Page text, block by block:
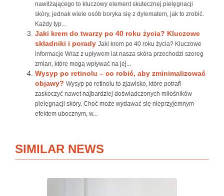
nawilżającego to kluczowy element skutecznej pielęgnacji
skóry, jednak wiele osób boryka się z dylematem, jak to zrobić.
Każdy typ...
Jaki krem do twarzy po 40 roku życia? Kluczowe
składniki i porady Jaki krem po 40 roku życia? Kluczowe
informacje Wraz z upływem lat nasza skóra przechodzi szereg
zmian, które mogą wpływać na jej...
Wysyp po retinolu – co robić, aby zminimalizować
objawy? Wysyp po retinolu to zjawisko, które potrafi
zaskoczyć nawet najbardziej doświadczonych miłośników
pielęgnacji skóry. Choć może wydawać się nieprzyjemnym
efektem ubocznym, w...
SIMILAR NEWS